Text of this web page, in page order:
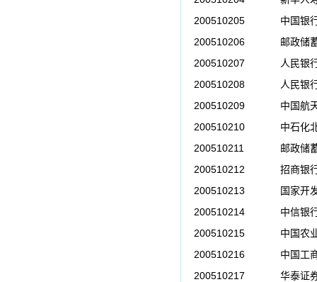
200510205
中国银
200510206
邮政储
200510207
人民银
200510208
人民银
200510209
中国航
200510210
中石化
200510211
邮政储
200510212
招商银
200510213
国家开
200510214
中信银
200510215
中国农
200510216
中国工
200510217
华泰证